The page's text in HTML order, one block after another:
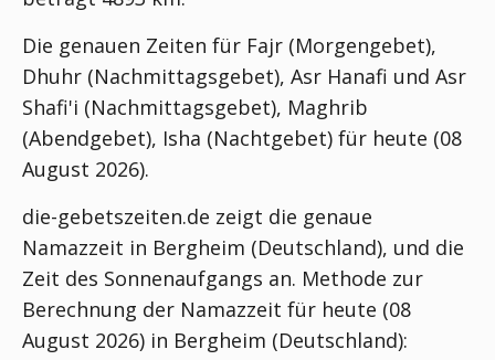
Die genauen Zeiten für Fajr (Morgengebet),
Dhuhr (Nachmittagsgebet), Asr Hanafi und Asr
Shafi'i (Nachmittagsgebet), Maghrib
(Abendgebet), Isha (Nachtgebet) für heute (08
August 2026).
die-gebetszeiten.de zeigt die genaue
Namazzeit in Bergheim (Deutschland), und die
Zeit des Sonnenaufgangs an. Methode zur
Berechnung der Namazzeit für heute (08
August 2026) in Bergheim (Deutschland):